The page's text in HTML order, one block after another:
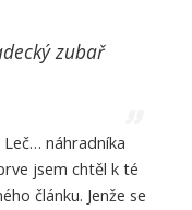
zubař
náhradníka
jsem chtěl k té
článku. Jenže se